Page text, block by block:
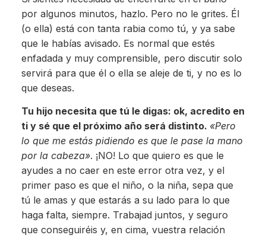
por algunos minutos, hazlo. Pero no le grites. Él
(o ella) está con tanta rabia como tú, y ya sabe
que le habías avisado. Es normal que estés
enfadada y muy comprensible, pero discutir solo
servirá para que él o ella se aleje de ti, y no es lo
que deseas.
Tu hijo necesita que tú le digas: ok, acredito en
ti y sé que el próximo año será distinto. «Pero
lo que me estás pidiendo es que le pase la mano
por la cabeza». ¡NO! Lo que quiero es que le
ayudes a no caer en este error otra vez, y el
primer paso es que el niño, o la niña, sepa que
tú le amas y que estarás a su lado para lo que
haga falta, siempre. Trabajad juntos, y seguro
que conseguiréis y, en cima, vuestra relación